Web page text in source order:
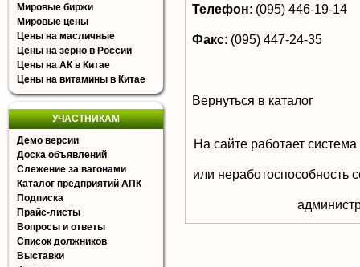
Мировые биржи
Мировые цены
Цены на масличные
Цены на зерно в России
Цены на АК в Китае
Цены на витамины в Китае
УЧАСТНИКАМ
Демо версии
Доска объявлений
Слежение за вагонами
Каталог предприятий АПК
Подписка
Прайс-листы
Вопросы и ответы
Список должников
Выставки
Телефон: (095) 446-19-14
Факс: (095) 447-24-35
Вернуться в каталог
На сайте работает
или неработоспособность